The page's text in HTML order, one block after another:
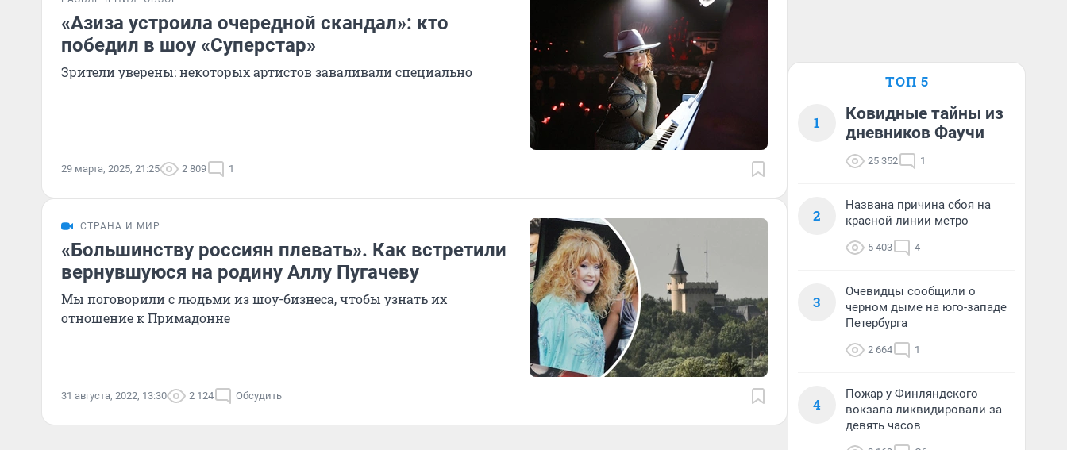
«Азиза устроила очередной скандал»: кто
победил в шоу «Суперстар»
Зрители уверены: некоторых артистов заваливали специально
29 марта, 2025, 21:25 2 809 1
СТРАНА И МИР
«Большинству россиян плевать». Как встретили
вернувшуюся на родину Аллу Пугачеву
Мы поговорили с людьми из шоу-бизнеса, чтобы узнать их
отношение к Примадонне
31 августа, 2022, 13:30 2 124 Обсудить
ТОП 5
1
Ковидные тайны из
дневников Фаучи
25 352 1
2
Названа причина сбоя на
красной линии метро
5 403 4
3
Очевидцы сообщили о
черном дыме на юго-западе
Петербурга
2 664 1
4
Пожар у Финляндского
вокзала ликвидировали за
девять часов